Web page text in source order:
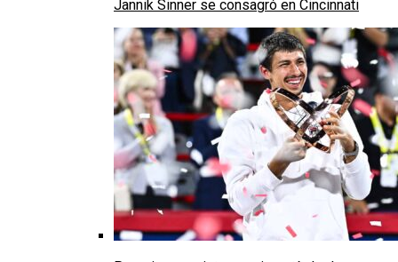
Jannik Sinner se consagró en Cincinnati